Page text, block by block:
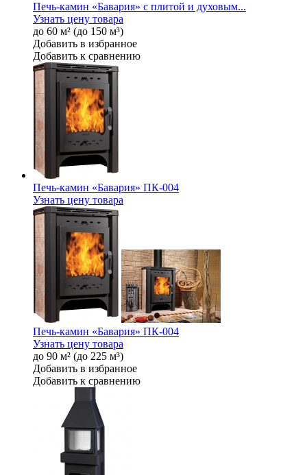
Печь-камин «Бавария» с плитой и духовым...
Узнать цену товара
до 60 м² (до 150 м³)
Добавить в избранное
Добавить к сравнению
Печь-камин «Бавария» ПК-004
Узнать цену товара
Печь-камин «Бавария» ПК-004
Узнать цену товара
до 90 м² (до 225 м³)
Добавить в избранное
Добавить к сравнению